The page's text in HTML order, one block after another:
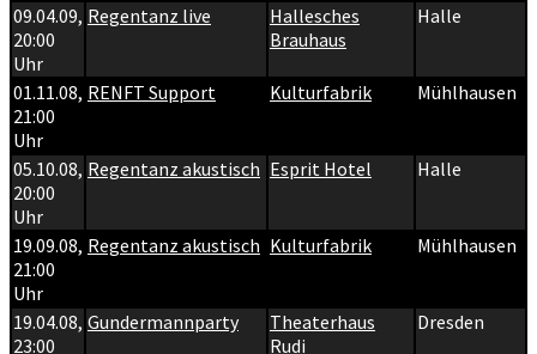
09.04.09,
20:00
Uhr
Regentanz live
Hallesches
Brauhaus
Halle
01.11.08,
21:00
Uhr
RENFT Support Kulturfabrik Mühlhausen
05.10.08,
20:00
Uhr
Regentanz akustisch Esprit Hotel Halle
19.09.08,
21:00
Uhr
Regentanz akustisch Kulturfabrik Mühlhausen
19.04.08,
23:00
Gundermannparty
Theaterhaus
Rudi
Dresden